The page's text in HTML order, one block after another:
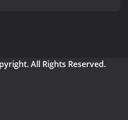
All Rights Reserved.